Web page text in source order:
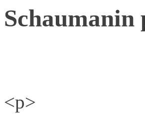
Schaumanin
<p>